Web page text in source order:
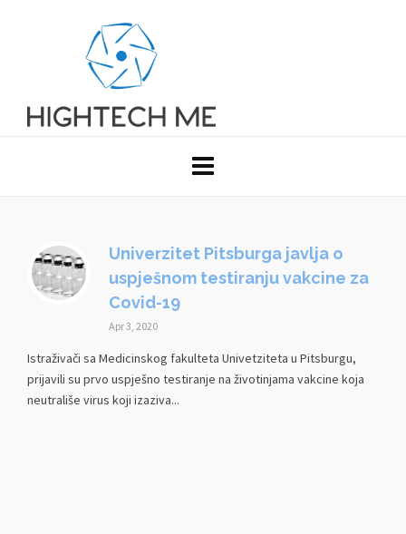
Univerzitet Pitsburga javlja o
uspješnom testiranju vakcine za
Covid-19
Apr 3, 2020
Istraživači sa Medicinskog fakulteta Univetziteta u Pitsburgu,
prijavili su prvo uspješno testiranje na životinjama vakcine koja
neutrališe virus koji izaziva...